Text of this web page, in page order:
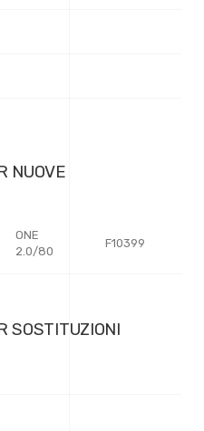
NUOVE
ONE
2.0/80
F10399
SOSTITUZIONI